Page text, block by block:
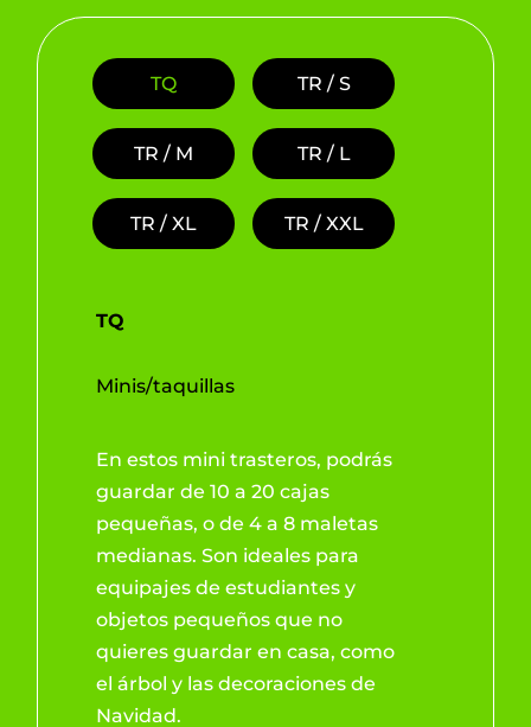
TQ TR / S
TR / M TR / L
TR / XL TR / XXL
TQ
Minis/taquillas
En estos mini trasteros, podrás
guardar de 10 a 20 cajas
pequeñas, o de 4 a 8 maletas
medianas. Son ideales para
equipajes de estudiantes y
objetos pequeños que no
quieres guardar en casa, como
el árbol y las decoraciones de
Navidad.